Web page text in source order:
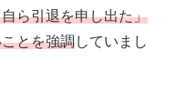
ら引退を申し出た」
とを強調していまし